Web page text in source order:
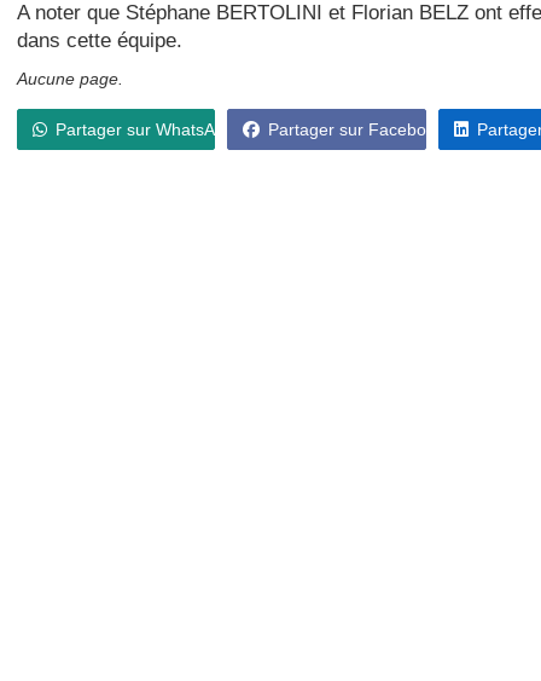
A noter que Stéphane BERTOLINI et Florian BELZ ont
dans cette équipe.
Aucune page.
Partager sur WhatsApp Partager sur Facebook